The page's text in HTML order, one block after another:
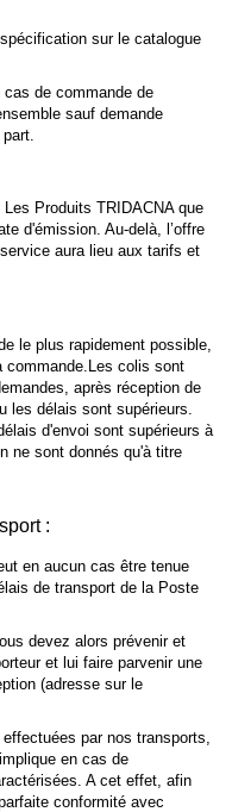
sur le catalogue
de commande de
sauf demande
Produits TRIDACNA que
d'émission. Au-delà, l’offre
aura lieu aux tarifs et
le plus rapidement possible,
commande.Les colis sont
après réception de
les délais sont supérieurs.
d'envoi sont supérieurs à
ne sont donnés qu'à titre
:
en aucun cas être tenue
de transport de la Poste
devez alors prévenir et
et lui faire parvenir une
(adresse sur le
par nos transports,
en cas de
A cet effet, afin
conformité avec